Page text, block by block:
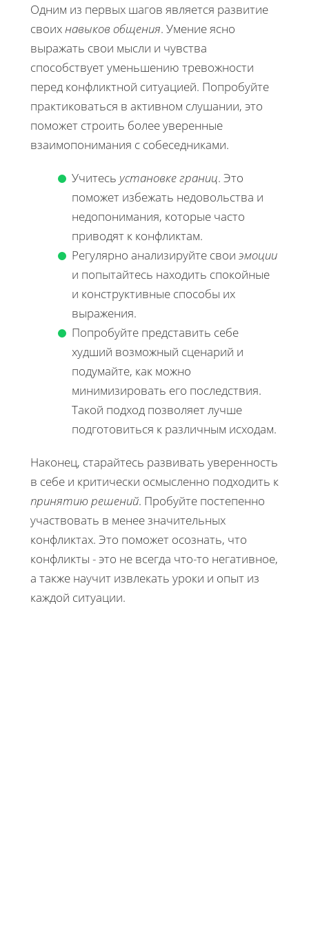
Одним из первых шагов является развитие
своих навыков общения. Умение ясно
выражать свои мысли и чувства
способствует уменьшению тревожности
перед конфликтной ситуацией. Попробуйте
практиковаться в активном слушании, это
поможет строить более уверенные
взаимопонимания с собеседниками.
Учитесь установке границ. Это
поможет избежать недовольства и
недопонимания, которые часто
приводят к конфликтам.
Регулярно анализируйте свои эмоции
и попытайтесь находить спокойные
и конструктивные способы их
выражения.
Попробуйте представить себе
худший возможный сценарий и
подумайте, как можно
минимизировать его последствия.
Такой подход позволяет лучше
подготовиться к различным исходам.
Наконец, старайтесь развивать уверенность
в себе и критически осмысленно подходить к
принятию решений. Пробуйте постепенно
участвовать в менее значительных
конфликтах. Это поможет осознать, что
конфликты - это не всегда что-то негативное,
а также научит извлекать уроки и опыт из
каждой ситуации.